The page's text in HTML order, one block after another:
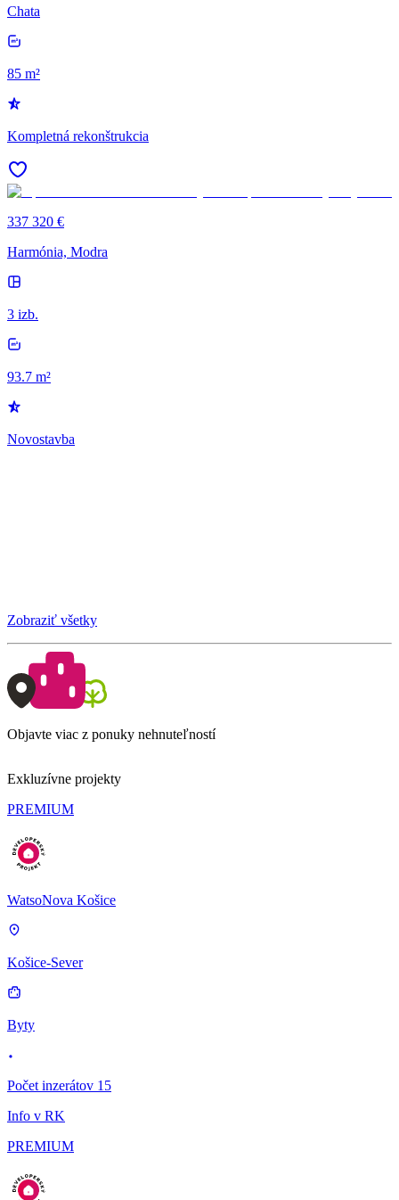
Chata
85 m²
Kompletná rekonštrukcia
337 320 €
Harmónia, Modra
3 izb.
93.7 m²
Novostavba
Zobraziť všetky
Objavte viac z ponuky nehnuteľností
Exkluzívne projekty
PREMIUM
WatsoNova Košice
Košice-Sever
Byty
Počet inzerátov 15
Info v RK
PREMIUM